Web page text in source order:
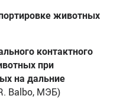
животных
контактного
при
на дальние
Balbo, МЭБ)